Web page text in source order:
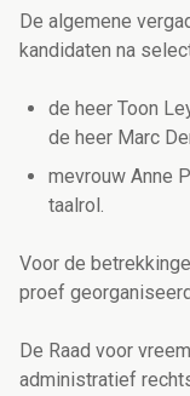
De algemene
kandidaten na
de heer Toon
de heer Marc
mevrouw Anne
taalrol.
Voor de
proef
De Raad voor
administratief